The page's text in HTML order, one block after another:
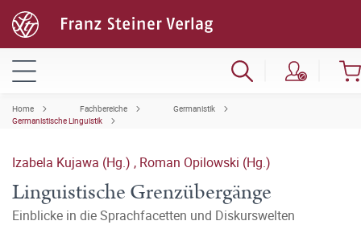
Home Fachbereiche
Germanistik
Germanistische Linguistik
Izabela Kujawa (Hg.) , Roman Opilowski (Hg.)
Linguistische Grenzübergänge
Einblicke in die Sprachfacetten und Diskurswelten